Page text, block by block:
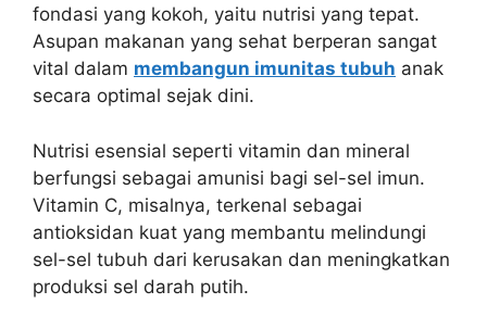
fondasi yang kokoh, yaitu nutrisi yang tepat.
Asupan makanan yang sehat berperan sangat
vital dalam membangun imunitas tubuh anak
secara optimal sejak dini.
Nutrisi esensial seperti vitamin dan mineral
berfungsi sebagai amunisi bagi sel-sel imun.
Vitamin C, misalnya, terkenal sebagai
antioksidan kuat yang membantu melindungi
sel-sel tubuh dari kerusakan dan meningkatkan
produksi sel darah putih.